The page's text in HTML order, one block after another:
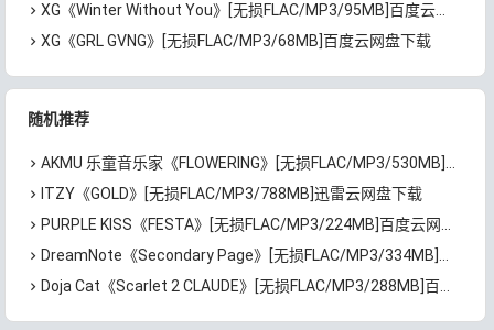
XG《Winter Without You》[无损FLAC/MP3/95MB]百度云网盘下载
XG《GRL GVNG》[无损FLAC/MP3/68MB]百度云网盘下载
随机推荐
AKMU 乐童音乐家《FLOWERING》[无损FLAC/MP3/530MB]百度云网盘下载
ITZY《GOLD》[无损FLAC/MP3/788MB]迅雷云网盘下载
PURPLE KISS《FESTA》[无损FLAC/MP3/224MB]百度云网盘下载
DreamNote《Secondary Page》[无损FLAC/MP3/334MB]百度云网盘下载
Doja Cat《Scarlet 2 CLAUDE》[无损FLAC/MP3/288MB]百度云网盘下载